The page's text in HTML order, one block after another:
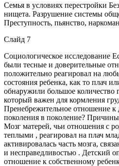
Семья в условиях перестройки
нищета. Разрушение системы
Преступность, пьянство,
Слайд 7
Социологическое исследование
были тесные и доверительные
положительно реагировал на
состояния ребенка, как то плач
обнаружили большое количество
который важен для кормления
Пренебрежительное отношение к
поколения в поколение?
Мозг матерей, чьи отношения с
теплыми , реагировал на плач
активировалась часть мозга,
и несправедливостью . Детский
отношение к собственному